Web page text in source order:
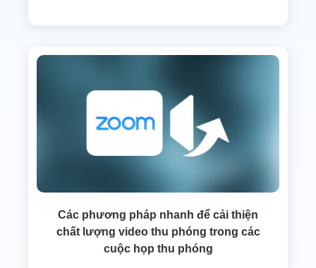
Các phương pháp nhanh để cải thiện
chất lượng video thu phóng trong các
cuộc họp thu phóng